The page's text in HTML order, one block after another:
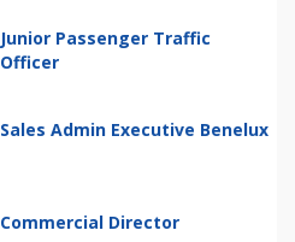
Junior Passenger Traffic
Officer
Sales Admin Executive Benelux
Commercial Director